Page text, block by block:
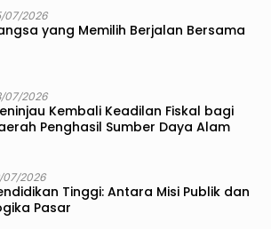
07/2026
yang Memilih Berjalan Bersama
07/2026
Kembali Keadilan Fiskal bagi
Penghasil Sumber Daya Alam
07/2026
Tinggi: Antara Misi Publik dan
Pasar